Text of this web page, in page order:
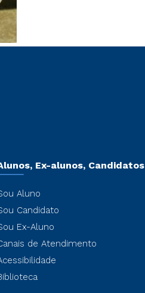
Ex-alunos, Candidatos
Aluno
Candidato
Ex-Aluno
de Atendimento